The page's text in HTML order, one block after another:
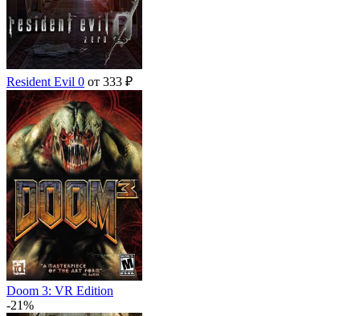
Resident Evil 0 от 333 ₽
Doom 3: VR Edition
-21%